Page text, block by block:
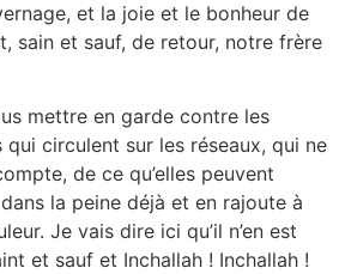
et la joie et le bonheur de
sain et sauf, de retour, notre frère
mettre en garde contre les
circulent sur les réseaux, qui ne
de ce qu’elles peuvent
la peine déjà et en rajoute à
Je vais dire ici qu’il n’en est
et sauf et Inchallah ! Inchallah !